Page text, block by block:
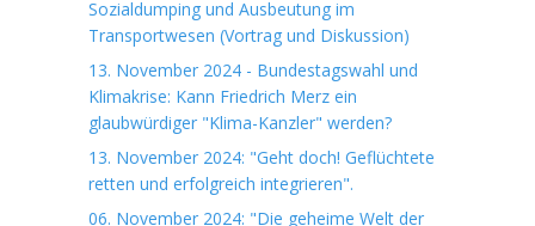
Sozialdumping und Ausbeutung im
Transportwesen (Vortrag und Diskussion)
13. November 2024 - Bundestagswahl und
Klimakrise: Kann Friedrich Merz ein
glaubwürdiger "Klima-Kanzler" werden?
13. November 2024: "Geht doch! Geflüchtete
retten und erfolgreich integrieren".
06. November 2024: "Die geheime Welt der